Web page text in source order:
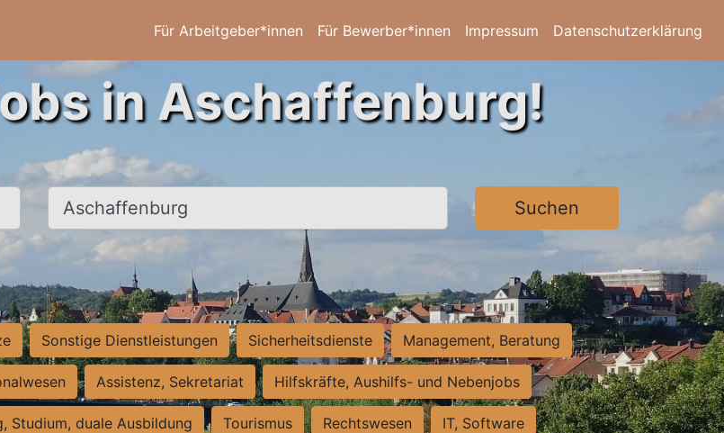
Für Arbeitgeber*innen Für Bewerber*innen Impressum Datenschutzerklärung
in Aschaffenburg!
Ort, Stadt Suchen
Sonstige Dienstleistungen Sicherheitsdienste Management, Beratung
Assistenz, Sekretariat Hilfskräfte, Aushilfs- und Nebenjobs
Studium, duale Ausbildung Tourismus Rechtswesen IT, Software